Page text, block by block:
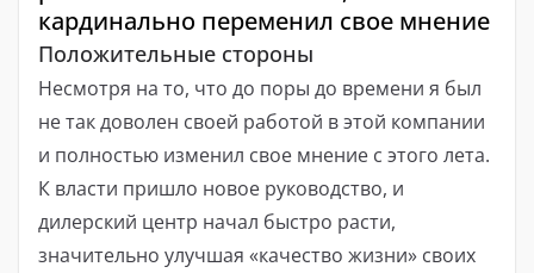
кардинально переменил свое мнение
Положительные стороны
Несмотря на то, что до поры до времени я был
не так доволен своей работой в этой компании
и полностью изменил свое мнение с этого лета.
К власти пришло новое руководство, и
дилерский центр начал быстро расти,
значительно улучшая «качество жизни» своих